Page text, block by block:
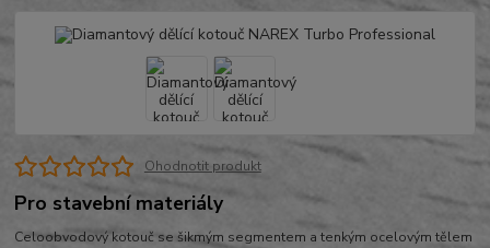
Ohodnotit produkt
Pro stavební materiály
Celoobvodový kotouč se šikmým segmentem a tenkým ocelovým tělem